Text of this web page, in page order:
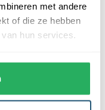
met andere
of die ze hebben
hun services.
Ook zijn onze
afwerking. Ze zijn
is met een dubbele